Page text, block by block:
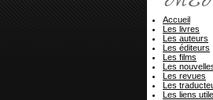
Accueil
Les livres
Les auteurs
Les éditeurs
Les films
Les
Les revues
Les
Les liens